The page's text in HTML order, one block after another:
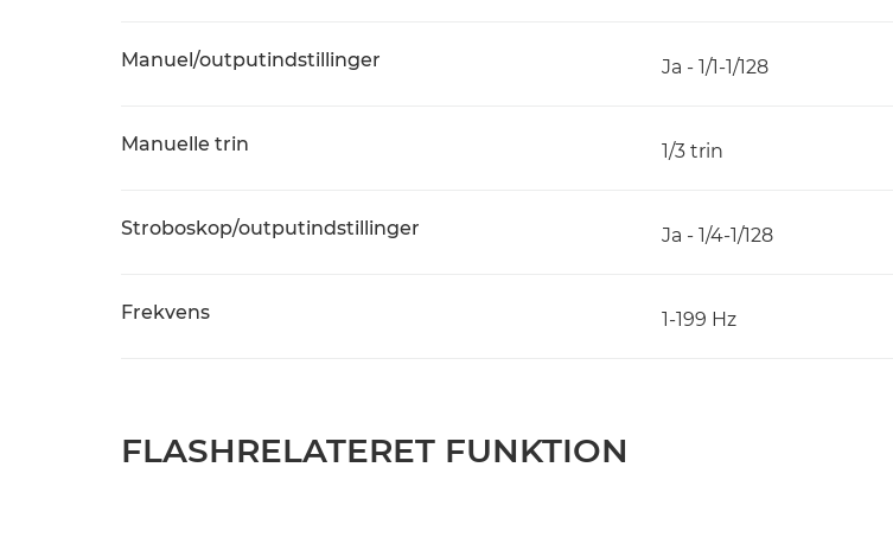
Manuel/outputindstillinger Ja - 1/1-1/128
Manuelle trin 1/3 trin
Stroboskop/outputindstillinger Ja - 1/4-1/128
Frekvens 1-199 Hz
FLASHRELATERET FUNKTION